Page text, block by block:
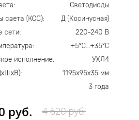
руб. 4 620 руб.
Светодиоды
света (КСС):
Д (Косинусная)
сети:
220-240 В
+5°С...+35°С
исполнение:
УХЛ4
1195х95х35 мм
3 года